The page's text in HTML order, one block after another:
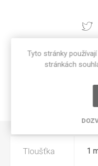
Tloušťka 1
Tyto stránky
stránkách